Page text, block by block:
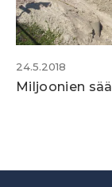
24.5.2018
Miljoonien